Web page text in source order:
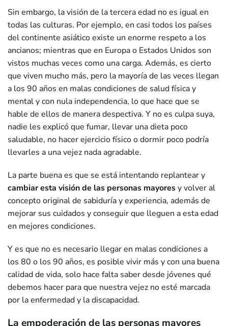
Sin embargo, la visión de la tercera edad no es igual en
todas las culturas. Por ejemplo, en casi todos los países
del continente asiático existe un enorme respeto a los
ancianos; mientras que en Europa o Estados Unidos son
vistos muchas veces como una carga. Además, es cierto
que viven mucho más, pero la mayoría de las veces llegan
a los 90 años en malas condiciones de salud física y
mental y con nula independencia, lo que hace que se
hable de ellos de manera despectiva. Y no es culpa suya,
nadie les explicó que fumar, llevar una dieta poco
saludable, no hacer ejercicio físico o dormir poco podría
llevarles a una vejez nada agradable.
La parte buena es que se está intentando replantear y
cambiar esta visión de las personas mayoresy volver al
concepto original de sabiduría y experiencia, además de
mejorar sus cuidados y conseguir que lleguen a esta edad
en mejores condiciones.
Y es que no es necesario llegar en malas condiciones a
los 80 o los 90 años, es posible vivir más y con una buena
calidad de vida, solo hace falta saber desde jóvenes qué
debemos hacer para que nuestra vejez no esté marcada
por la enfermedad y la discapacidad.
La empoderación de las personas mayores